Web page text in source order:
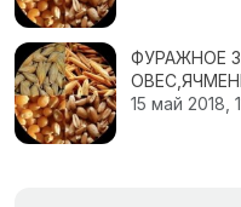
ФУРАЖНОЕ
15 май 2018,